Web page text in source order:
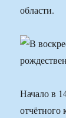
области.
Начало в
отчётного